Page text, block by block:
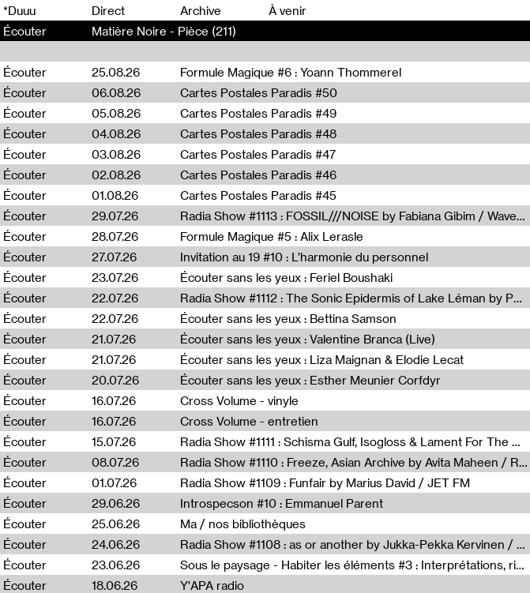
*Duuu Direct Archive À venir
Écouter
Matière Noire - Pièce (211)
Écouter 25.08.26 Formule Magique #6 : Yoann Thommerel
Écouter
06.08.26 Cartes Postales Paradis #50
Écouter
05.08.26 Cartes Postales Paradis #49
Écouter
04.08.26 Cartes Postales Paradis #48
Écouter
03.08.26 Cartes Postales Paradis #47
Écouter
02.08.26 Cartes Postales Paradis #46
Écouter
01.08.26 Cartes Postales Paradis #45
Écouter
29.07.26 Radia Show #1113 : FOSSIL///NOISE by Fabiana Gibim / Wave Farm
Écouter
28.07.26 Formule Magique #5 : Alix Lerasle
Écouter
27.07.26 Invitation au 19 #10 : L’harmonie du personnel
Écouter
23.07.26 Écouter sans les yeux : Feriel Boushaki
Écouter
22.07.26 Radia Show #1112 : The Sonic Epidermis of Lake Léman by Paul Courlet / Guest Slot
Écouter
22.07.26 Écouter sans les yeux : Bettina Samson
Écouter
21.07.26 Écouter sans les yeux : Valentine Branca (Live)
Écouter
21.07.26 Écouter sans les yeux : Liza Maignan & Elodie Lecat
Écouter
20.07.26 Écouter sans les yeux : Esther Meunier Corfdyr
Écouter
16.07.26 Cross Volume - vinyle
Écouter
16.07.26 Cross Volume - entretien
Écouter
15.07.26 Radia Show #1111 : Schisma Gulf, Isogloss & Lament For The Old Clock By Harvey Young / Resonance
Écouter
08.07.26 Radia Show #1110 : Freeze, Asian Archive by Avita Maheen / Radio Worm
Écouter
01.07.26 Radia Show #1109 : Funfair by Marius David / JET FM
Écouter
29.06.26 Introspecson #10 : Emmanuel Parent
Écouter
25.06.26 Ma / nos bibliothèques
Écouter
24.06.26 Radia Show #1108 : as or another by Jukka-Pekka Kervinen / Rádio Zero
Écouter
23.06.26 Sous le paysage - Habiter les éléments #3 : Interprétations, rituels et symboliques des éléments
Écouter
18.06.26 Y'APA radio
00
00